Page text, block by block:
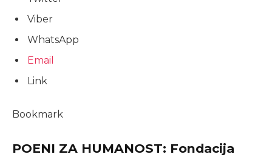
Viber
WhatsApp
Email
Link
Bookmark
POENI ZA HUMANOST: Fondacija